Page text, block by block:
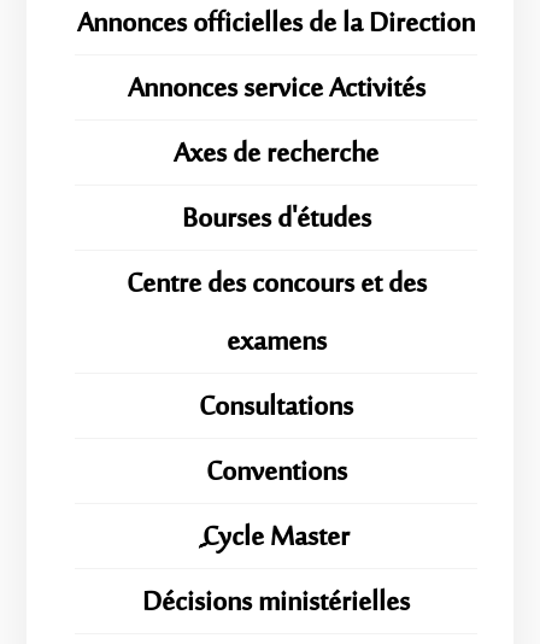
Annonces officielles de la Direction
Annonces service Activités
Axes de recherche
Bourses d'études
Centre des concours et des
examens
Consultations
Conventions
ِِِCycle Master
Décisions ministérielles